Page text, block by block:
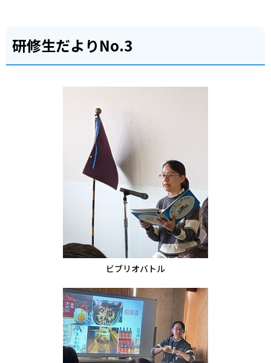
研修生だよりNo.3
ビブリオバトル